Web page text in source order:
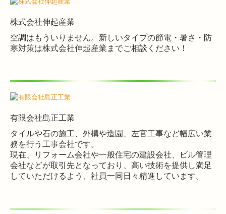
株式会社伸起産業
空調はもういりません。新しいタイプの節電・暑さ・防
寒対策は株式会社伸起産業までご相談ください！
有限会社島正工業
タイルや石の施工、外構や造園、左官工事など幅広い業
務を行う工事会社です。
現在、リフォーム会社や一般住宅の建設会社、ビル管理
会社などが取引先となっており、高い技術を提供し満足
していただけるよう、社員一同日々精進しています。